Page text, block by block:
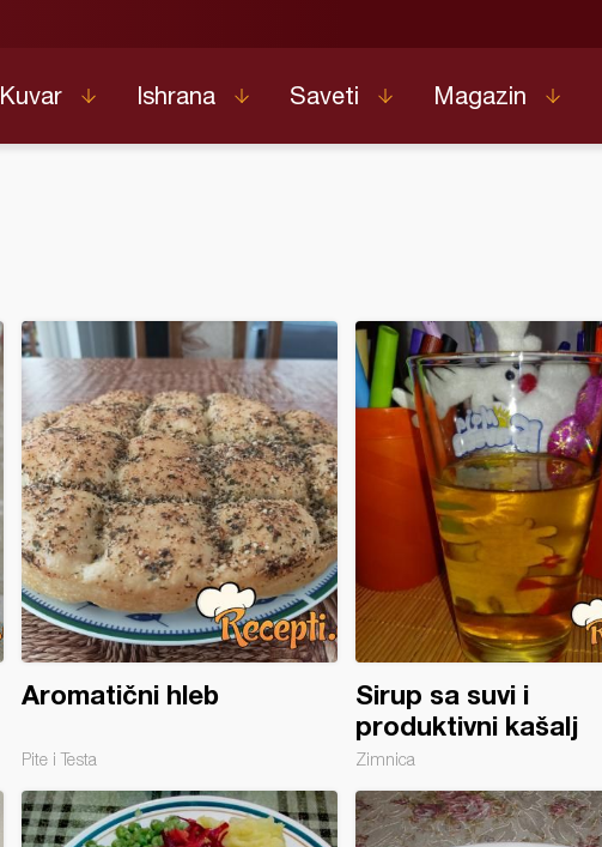
Kuvar Ishrana Saveti Magazin
Aromatični hleb
Pite i Testa
Sirup sa suvi i
produktivni kašalj
Zimnica